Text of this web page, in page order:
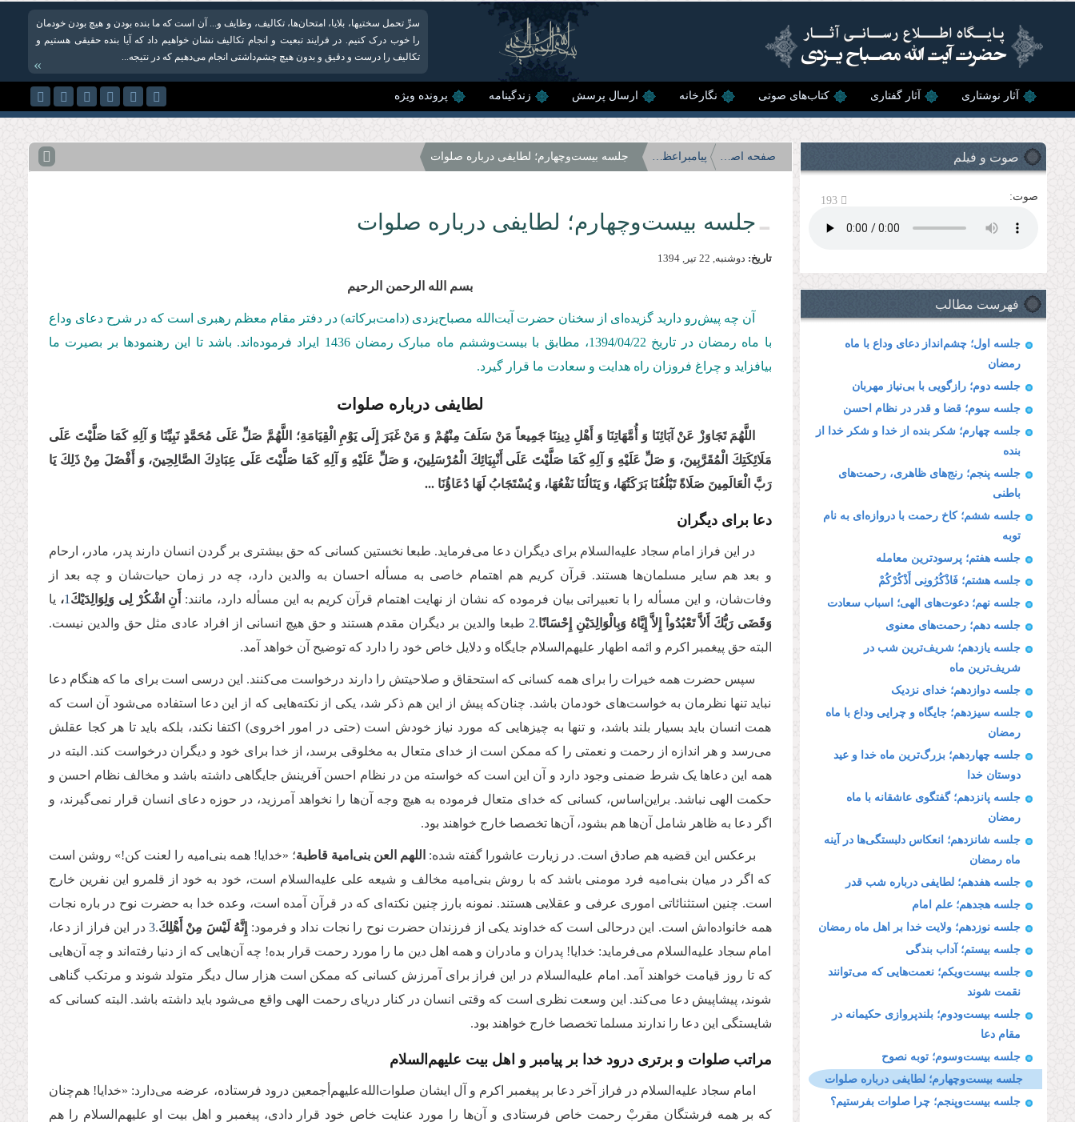
سرِّ تحمل سختی‏ها، بلایا، امتحان‌ها، تکالیف، وظایف و... آن است که ما بنده ‌بودن و هیچ ‌بودن خودمان
را خوب درک کنیم. در فرایند تبعیت و انجام تکالیف نشان خواهیم داد که آیا بنده حقیقی هستیم و
تكالیف را درست و دقیق و بدون هیچ چشم‌داشتی انجام می‌دهیم که در نتیجه...
»
آثار نوشتاری آثار گفتاری کتاب‌های صوتی نگارخانه ارسال پرسش زندگینامه پرونده ویژه
صوت و فیلم
صوت: 193
فهرست مطالب
جلسه اول؛ چشم‌انداز دعای وداع با ماه
رمضان
جلسه دوم؛ رازگویی با بی‌نیاز مهربان
جلسه سوم؛ قضا و قدر در نظام احسن
جلسه چهارم؛ شکر بنده از خدا و شکر خدا از
بنده
جلسه پنجم؛ رنج‌های ظاهری، رحمت‌های
باطنی
جلسه ششم؛ کاخ رحمت با دروازه‌ای به نام
توبه
جلسه هفتم؛ پرسودترین معامله
جلسه هشتم؛ فَاذْكُرُونِی أَذْكُرْكُمْ
جلسه نهم؛ دعوت‌های الهی؛ اسباب سعادت
جلسه دهم؛ رحمت‌های معنوی
جلسه یازدهم؛ شریف‌ترین شب در
شریف‌ترین ماه
جلسه دوازدهم؛ خدای نزدیک
جلسه سیزدهم؛ جایگاه و چرایی وداع با ماه
رمضان
جلسه چهاردهم؛ بزرگ‌ترین ماه خدا و عید
دوستان خدا
جلسه پانزدهم؛ گفتگوی عاشقانه با ماه
رمضان
جلسه شانزدهم؛ انعکاس دلبستگی‌ها در آینه
ماه رمضان
جلسه هفدهم؛ لطایفی درباره شب قدر
جلسه هجدهم؛ علم امام
جلسه نوزدهم؛ ولایت خدا بر اهل ماه رمضان
جلسه بیستم؛ آداب بندگی
جلسه بیست‌ویکم؛ نعمت‌هایی که می‌توانند
نقمت شوند
جلسه بیست‌ودوم؛ بلندپروازی حکیمانه در
مقام دعا
جلسه بیست‌وسوم؛ توبه نصوح
جلسه بیست‌وچهارم؛ لطایفی درباره صلوات
جلسه بیست‌وپنجم؛ چرا صلوات بفرستیم؟
صفحه اصلی پیامبراعظم(صلی‌الله‌علیه‌وآله)؛ رحمتی برای تمام عالمیان جلسه بیست‌وچهارم؛ لطایفی درباره صلوات
جلسه بیست‌وچهارم؛ لطایفی درباره صلوات
تاریخ: دوشنبه, 22 تير, 1394
بسم الله الرحمن الرحیم
آن چه پیش‌رو دارید گزیده‌ای از سخنان حضرت آیت‌الله مصباح‌یزدی (دامت‌بركاته) در دفتر مقام معظم رهبری است كه در شرح دعای وداع
با ماه رمضان در تاریخ 1394/04/22
، مطابق با بیست‌وششم ماه مبارک رمضان 1436 ایراد فرموده‌اند. باشد تا این رهنمودها بر بصیرت ما
بیافزاید و چراغ فروزان راه هدایت و سعادت ما قرار گیرد.
لطایفی درباره صلوات
اللَّهُمَ‏ تَجَاوَزْ عَنْ‏ آبَائِنَا وَ أُمَّهَاتِنَا وَ أَهْلِ دِینِنَا جَمِیعاً مَنْ سَلَفَ مِنْهُمْ وَ مَنْ غَبَرَ إِلَى یَوْمِ الْقِیَامَةِ؛ اللَّهُمَّ صَلِّ عَلَى مُحَمَّدٍ نَبِیِّنَا وَ آلِهِ كَمَا صَلَّیْتَ‏ عَلَى‏
مَلَائِكَتِكَ‏ الْمُقَرَّبِینَ، وَ صَلِّ عَلَیْهِ وَ آلِهِ كَمَا صَلَّیْتَ عَلَى أَنْبِیَائِكَ الْمُرْسَلِینَ، وَ صَلِّ عَلَیْهِ وَ آلِهِ كَمَا صَلَّیْتَ عَلَى عِبَادِكَ الصَّالِحِینَ، وَ أَفْضَلَ مِنْ ذَلِكَ یَا
رَبَّ الْعَالَمِینَ صَلَاةً تَبْلُغُنَا بَرَكَتُهَا، وَ یَنَالُنَا نَفْعُهَا، وَ یُسْتَجَابُ لَهَا دُعَاؤُنَا ...
دعا برای دیگران
در این فراز امام سجاد علیه‌السلام برای دیگران دعا می‌فرماید. طبعا نخستین کسانی که حق بیشتری بر گردن انسان دارند پدر، مادر، ارحام
و بعد هم سایر مسلمان‌ها هستند. قرآن کریم هم اهتمام خاصی به مسأله احسان به والدین دارد، چه در زمان حیات‌شان و چه بعد از
وفات‌شان، و این مسأله را با تعبیراتی بیان فرموده که نشان از نهایت اهتمام قرآن کریم به این مسأله دارد، مانند: أَنِ اشْكُرْ لِی وَلِوَالِدَیْكَ 1، یا
وَقَضَى رَبُّكَ أَلاَّ تَعْبُدُواْ إِلاَّ إِیَّاهُ وَبِالْوَالِدَیْنِ إِحْسَانًا.
2 طبعا والدین بر دیگران مقدم هستند و حق هیچ انسانی از افراد عادی مثل حق والدین نیست.
البته حق پیغمبر اکرم و ائمه اطهار علیهم‌السلام جایگاه و دلایل خاص خود را دارد که توضیح آن خواهد آمد.
سپس حضرت همه خیرات را برای همه کسانی که استحقاق و صلاحیتش را دارند درخواست می‌کنند. این درسی است برای ما که هنگام دعا
نباید تنها نظرمان به خواست‌های خودمان باشد. چنان‌که پیش از این هم ذکر شد، یکی از نکته‌هایی که از این دعا استفاده می‌شود آن است که
همت انسان باید بسیار بلند باشد، و تنها به چیزهایی که مورد نیاز خودش است (حتی در امور اخروی) اکتفا نکند، بلکه باید تا هر کجا عقلش
می‌رسد و هر اندازه از رحمت و نعمتی را که ممکن است از خدای متعال به مخلوقی برسد، از خدا برای خود و دیگران درخواست کند. البته در
همه این دعاها یک شرط ضمنی وجود دارد و آن این است که خواسته من در نظام احسن آفرینش جایگاهی داشته باشد و مخالف نظام احسن و
حکمت الهی نباشد. براین‌اساس، کسانی که خدای متعال فرموده به هیچ وجه آن‌ها را نخواهد آمرزید، در حوزه دعای انسان قرار نمی‌گیرند، و
اگر دعا به ظاهر شامل آن‌ها هم بشود، آن‌ها تخصصا خارج خواهند بود.
برعکس این قضیه هم صادق است. در زیارت عاشورا گفته شده: اللهم العن بنی‌امیة قاطبة؛ «خدایا! همه بنی‌امیه را لعنت کن!» روشن است
که اگر در میان بنی‌امیه فرد مومنی باشد که با روش بنی‌امیه مخالف و شیعه علی علیه‌السلام است، خود به خود از قلمرو این نفرین خارج
است. چنین استثنائاتی اموری عرفی و عقلایی هستند. نمونه بارز چنین نکته‌ای که در قرآن آمده است، وعده خدا به حضرت نوح در باره نجات
همه خانواده‌اش است. این درحالی است که خداوند یکی از فرزندان حضرت نوح را نجات نداد و فرمود: إِنَّهُ لَیْسَ مِنْ أَهْلِكَ.
3در این فراز از دعا،
امام سجاد علیه‌السلام می‌فرماید: خدایا! پدران و مادران و همه اهل دین ما را مورد رحمت قرار بده! چه آ‌ن‌هایی که از دنیا رفته‌اند و چه آن‌هایی
که تا روز قیامت خواهند آمد. امام علیه‌السلام در این فراز برای آمرزش کسانی که ممکن است هزار سال دیگر متولد شوند و مرتکب گناهی
شوند، پیشاپیش دعا می‌کند. این وسعت نظری است که وقتی انسان در کنار دریای رحمت الهی واقع می‌شود باید داشته باشد. البته کسانی که
شایستگی این دعا را ندارند مسلما تخصصا خارج خواهند بود.
مراتب صلوات و برتری درود خدا بر پیامبر و اهل بیت علیهم‌السلام
امام سجاد علیه‌السلام در فراز آخر دعا بر پیغمبر اکرم و آل ایشان صلوات‌الله‌علیهم‌أجمعین درود فرستاده، عرضه می‌دارد: «خدایا! هم‌چنان
که بر همه فرشتگان مقربْ رحمت خاص فرستادی و آن‌ها را مورد عنایت خاص خود قرار دادی، پیغمبر و اهل بیت او علیهم‌السلام را هم